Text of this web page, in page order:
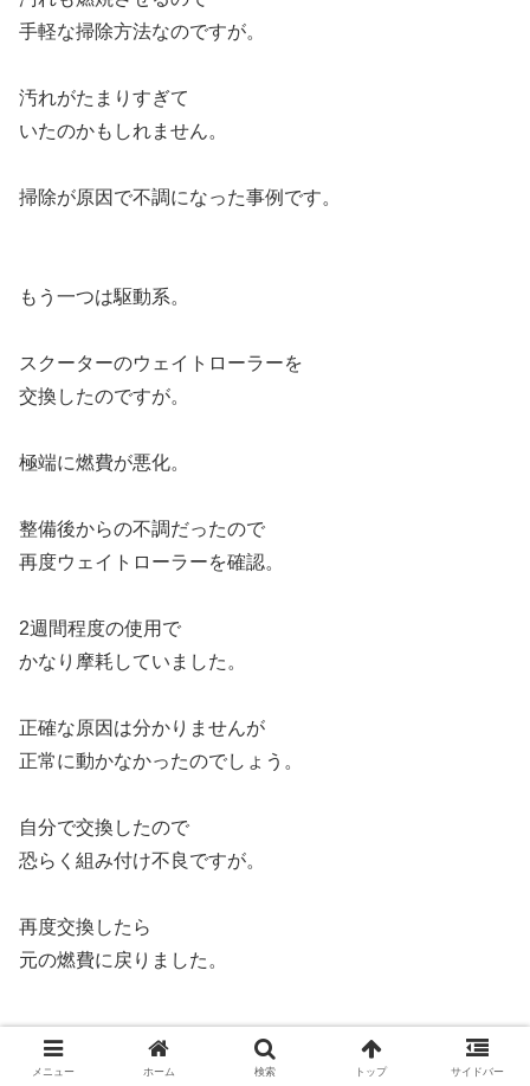
手軽な掃除方法なのですが。
汚れがたまりすぎて
いたのかもしれません。
掃除が原因で不調になった事例です。
もう一つは駆動系。
スクーターのウェイトローラーを
交換したのですが。
極端に燃費が悪化。
整備後からの不調だったので
再度ウェイトローラーを確認。
2週間程度の使用で
かなり摩耗していました。
正確な原因は分かりませんが
正常に動かなかったのでしょう。
自分で交換したので
恐らく組み付け不良ですが。
再度交換したら
元の燃費に戻りました。
どちらの事例もきっかけがあるから
メニュー ホーム 検索 トップ サイドバー